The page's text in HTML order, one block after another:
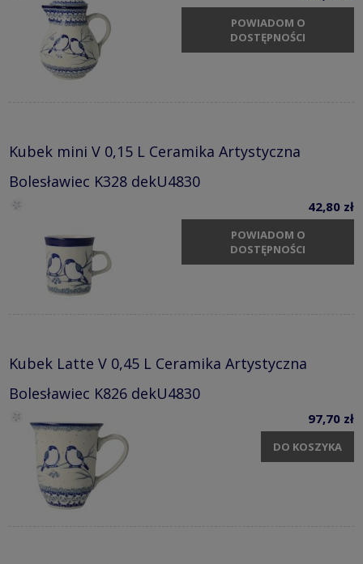
POWIADOM O
DOSTĘPNOŚCI
Kubek mini V 0,15 L Ceramika Artystyczna
Bolesławiec K328 dekU4830
42,80 zł
POWIADOM O
DOSTĘPNOŚCI
Kubek Latte V 0,45 L Ceramika Artystyczna
Bolesławiec K826 dekU4830
97,70 zł
DO KOSZYKA